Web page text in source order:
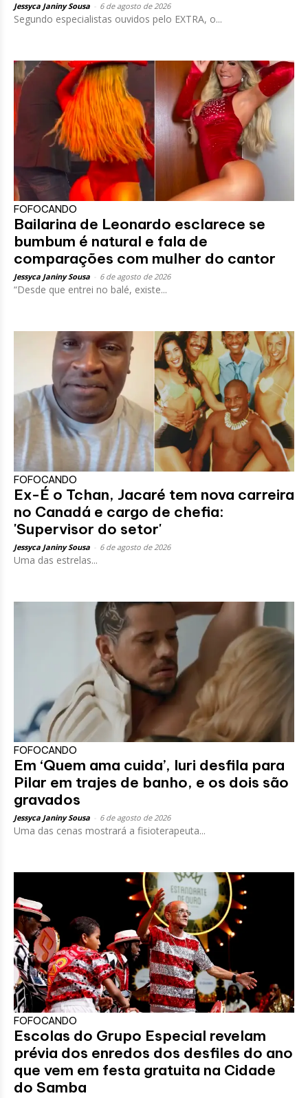
Jessyca Janiny Sousa 6 de agosto de 2026
Segundo especialistas ouvidos pelo EXTRA, o...
FOFOCANDO
Bailarina de Leonardo esclarece se
bumbum é natural e fala de
comparações com mulher do cantor
Jessyca Janiny Sousa 6 de agosto de 2026
“Desde que entrei no balé, existe...
FOFOCANDO
Ex-É o Tchan, Jacaré tem nova carreira
no Canadá e cargo de chefia:
'Supervisor do setor'
Jessyca Janiny Sousa 6 de agosto de 2026
Uma das estrelas...
FOFOCANDO
Em ‘Quem ama cuida’, Iuri desfila para
Pilar em trajes de banho, e os dois são
gravados
Jessyca Janiny Sousa 6 de agosto de 2026
Uma das cenas mostrará a fisioterapeuta...
FOFOCANDO
Escolas do Grupo Especial revelam
prévia dos enredos dos desfiles do ano
que vem em festa gratuita na Cidade
do Samba